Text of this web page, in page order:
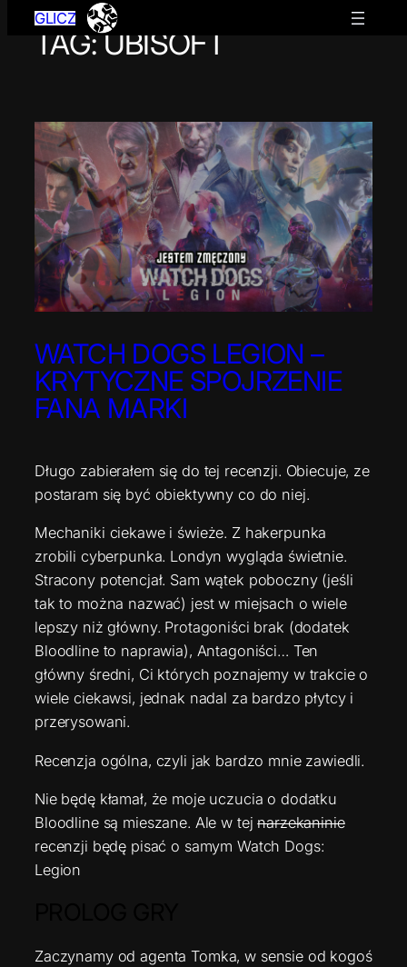
Przejdź
GLICZ
TAG:UBISOFT
WATCH DOGS LEGION –
KRYTYCZNE SPOJRZENIE
FANA MARKI
Długo zabierałem się do tej recenzji. Obiecuje, ze
postaram się być obiektywny co do niej.
Mechaniki ciekawe i świeże. Z hakerpunka
zrobili cyberpunka. Londyn wygląda świetnie.
Stracony potencjał. Sam wątek poboczny (jeśli
tak to można nazwać) jest w miejsach o wiele
lepszy niż główny. Protagoniści brak (dodatek
Bloodline to naprawia), Antagoniści… Ten
główny średni, Ci których poznajemy w trakcie o
wiele ciekawsi, jednak nadal za bardzo płytcy i
przerysowani.
Recenzja ogólna, czyli jak bardzo mnie zawiedli.
Nie będę kłamał, że moje uczucia o dodatku
Bloodline są mieszane. Ale w tejnarzekaninie
recenzji będę pisać o samym Watch Dogs:
Legion
Zaczynamy od agenta Tomka, w sensie od kogoś